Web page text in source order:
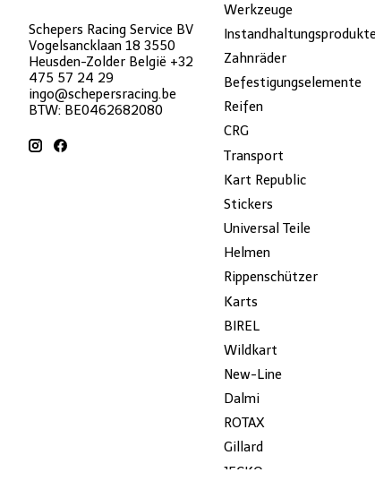
Schepers Racing Service BV
Vogelsancklaan 18 3550
Heusden-Zolder België +32
475 57 24 29
ingo@schepersracing.be
BTW: BE0462682080
Werkzeuge
Zahnräder
Befestigungselemente
Reifen
CRG
Transport
Kart Republic
Stickers
Universal Teile
Helmen
Rippenschützer
Karts
BIREL
Wildkart
New-Line
Dalmi
ROTAX
Gillard
JECKO